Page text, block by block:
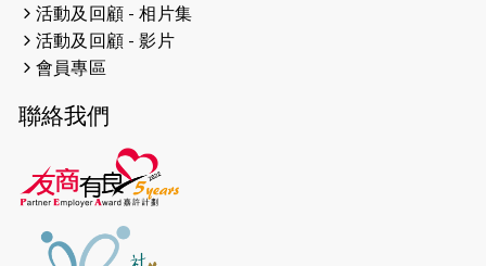
（19:00開始）
2026-04-12
2026-04-11
2026-04-10 太古家＋賞系列：漫步魔術與音樂
2026-04-09
活動及回顧 - 相片集
活動及回顧 - 影片
會員專區
聯絡我們